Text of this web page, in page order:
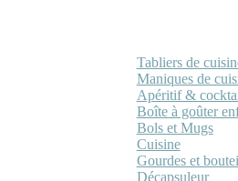
Tabliers de
Maniques de
Apéritif &
Boîte à goûter
Bols et Mugs
Cuisine
Gourdes et
Décapsuleur